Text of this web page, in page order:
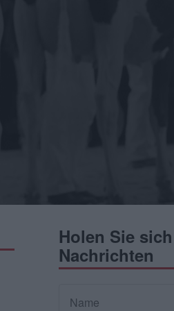
Holen Sie
Nachrichten
Name